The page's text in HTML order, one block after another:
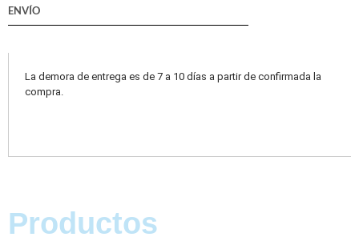
ENVÍO
La demora de entrega es de 7 a 10 días a partir de confirmada la
compra.
Productos